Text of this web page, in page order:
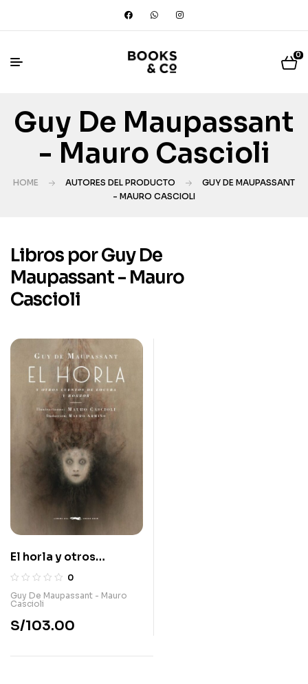
0
Guy De Maupassant
- Mauro Cascioli
HOME AUTORES DEL PRODUCTO
GUY DE MAUPASSANT
- MAURO CASCIOLI
Libros por Guy De
Maupassant - Mauro
Cascioli
El horla y otros
cuentos de locura y
horror
0
Guy De Maupassant - Mauro
Cascioli
S/103.00